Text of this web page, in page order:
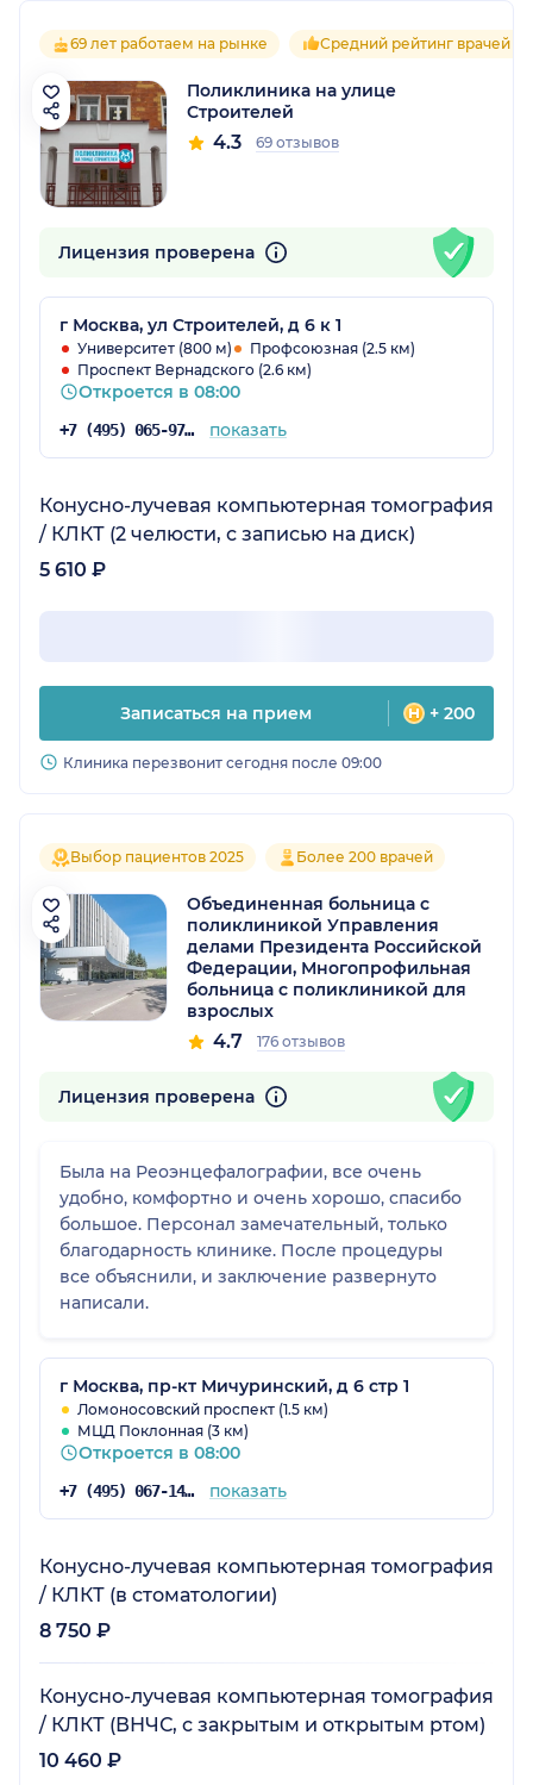
69 лет работаем на рынке Средний рейтинг врачей
Поликлиника на улице
Строителей
4.3 69 отзывов
Лицензия проверена
г Москва, ул Строителей, д 6 к 1
Университет (800 м)
Профсоюзная (2.5 км)
Проспект Вернадского (2.6 км)
Откроется в 08:00
+7 (495) 065-97-06 показать
Конусно-лучевая компьютерная томография
/ КЛКТ (2 челюсти, с записью на диск)
5 610 ₽
Записаться на прием + 200
Клиника перезвонит сегодня после 09:00
Выбор пациентов 2025 Более 200 врачей
Объединенная больница с
поликлиникой Управления
делами Президента Российской
Федерации, Многопрофильная
больница с поликлиникой для
взрослых
4.7 176 отзывов
Лицензия проверена
Была на Реоэнцефалографии, все очень
удобно, комфортно и очень хорошо, спасибо
большое. Персонал замечательный, только
благодарность клинике. После процедуры
все объяснили, и заключение развернуто
написали.
г Москва, пр-кт Мичуринский, д 6 стр 1
Ломоносовский проспект (1.5 км)
МЦД Поклонная (3 км)
Откроется в 08:00
+7 (495) 067-14-29 показать
Конусно-лучевая компьютерная томография
/ КЛКТ (в стоматологии)
8 750 ₽
Конусно-лучевая компьютерная томография
/ КЛКТ (ВНЧС, с закрытым и открытым ртом)
10 460 ₽